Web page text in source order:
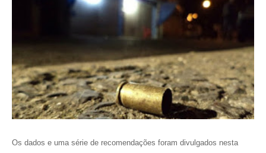
Os dados e uma série de recomendações foram divulgados nesta